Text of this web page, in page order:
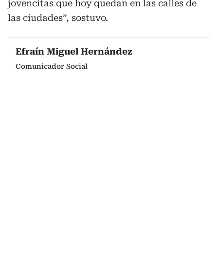
jovencitas que hoy quedan en las calles de
las ciudades”, sostuvo.
Efraín Miguel Hernández
Comunicador Social